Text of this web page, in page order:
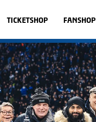
TICKETSHOP FANSHOP